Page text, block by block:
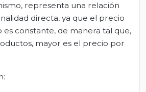
representa una relación
directa, ya que el precio
constante, de manera tal que,
mayor es el precio por